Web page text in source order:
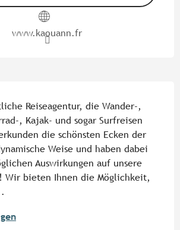
www.kaouann.fr
Reiseagentur, die Wander-,
, Kajak- und sogar Surfreisen
die schönsten Ecken der
Weise und haben dabei
Auswirkungen auf unsere
Wir bieten Ihnen die Möglichkeit,